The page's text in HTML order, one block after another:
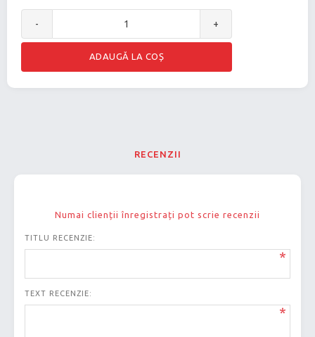
- +
RECENZII
Numai clienții înregistrați pot scrie recenzii
TITLU RECENZIE:
*
TEXT RECENZIE:
*